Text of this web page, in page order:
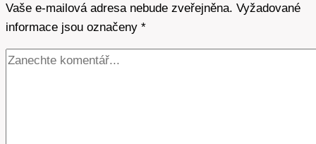
potřeba
a
proč?
Vaše e-mailová adresa nebude zveřejněna. Vyžadované
informace jsou označeny *